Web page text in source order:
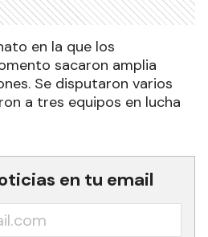
en la que los
sacaron amplia
Se disputaron varios
a tres equipos en lucha
en tu email